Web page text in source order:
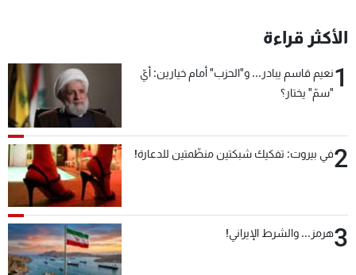
الأكثر قراءة
1نعيم قاسم يبادر... و"الحزب" أمام خيارين: أيّ
"سمّ" يختار؟
2في بيروت: تفكيك شبكتين منظّمتين للدعارة!
3هرمز... والشرط الإيراني!